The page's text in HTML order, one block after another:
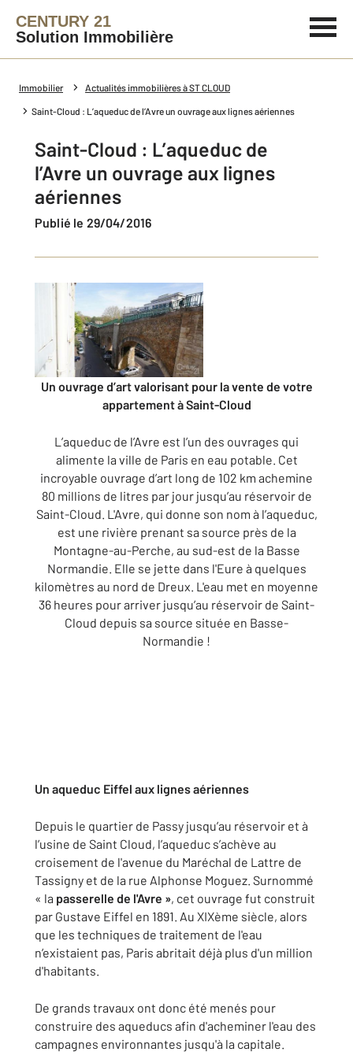
CENTURY 21
Solution Immobilière
Immobilier Actualités immobilières à ST CLOUD
Saint-Cloud : L’aqueduc de l’Avre un ouvrage aux lignes aériennes
Saint-Cloud : L’aqueduc de
l’Avre un ouvrage aux lignes
aériennes
Publié le 29/04/2016
Un ouvrage d’art valorisant pour la vente de votre
appartement à Saint-Cloud
L’aqueduc de l’Avre est l’un des ouvrages qui
alimente la ville de Paris en eau potable. Cet
incroyable ouvrage d’art long de 102 km achemine
80 millions de litres par jour jusqu’au réservoir de
Saint-Cloud. L'Avre, qui donne son nom à l’aqueduc,
est une rivière prenant sa source près de la
Montagne-au-Perche, au sud-est de la Basse
Normandie. Elle se jette dans l'Eure à quelques
kilomètres au nord de Dreux. L'eau met en moyenne
36 heures pour arriver jusqu’au réservoir de Saint-
Cloud depuis sa source située en Basse-
Normandie !
Un aqueduc Eiffel aux lignes aériennes
Depuis le quartier de Passy jusqu’au réservoir et à
l’usine de Saint Cloud, l’aqueduc s’achève au
croisement de l'avenue du Maréchal de Lattre de
Tassigny et de la rue Alphonse Moguez. Surnommé
« la passerelle de l'Avre », cet ouvrage fut construit
par Gustave Eiffel en 1891. Au XIXème siècle, alors
que les techniques de traitement de l'eau
n’existaient pas, Paris abritait déjà plus d'un million
d'habitants.
De grands travaux ont donc été menés pour
construire des aqueducs afin d'acheminer l'eau des
campagnes environnantes jusqu'à la capitale.